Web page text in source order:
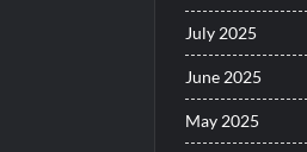
July 2025
June 2025
May 2025